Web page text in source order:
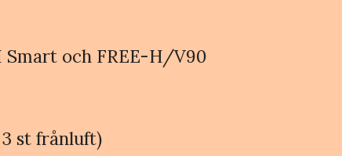
Smart och FREE-H/V90
st frånluft)